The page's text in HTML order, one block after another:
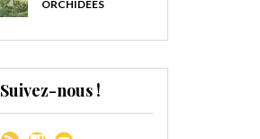
ORCHIDÉES
Suivez-nous !